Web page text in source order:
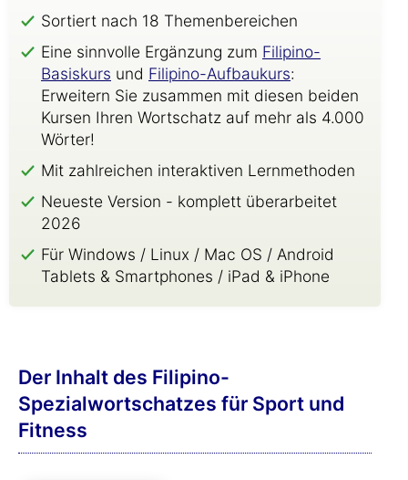
Sortiert nach 18 Themenbereichen
Eine sinnvolle Ergänzung zum Filipino-
Basiskurs und Filipino-Aufbaukurs:
Erweitern Sie zusammen mit diesen beiden
Kursen Ihren Wortschatz auf mehr als 4.000
Wörter!
Mit zahlreichen interaktiven Lernmethoden
Neueste Version - komplett überarbeitet
2026
Für Windows / Linux / Mac OS / Android
Tablets & Smartphones / iPad & iPhone
Der Inhalt des Filipino-
Spezialwortschatzes für Sport und
Fitness